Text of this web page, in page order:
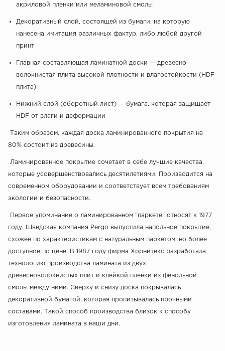
акриловой пленки или меламиновой смолы
Декоративный слой, состоящей из бумаги, на которую
нанесена имитация различных фактур, либо любой другой
принт
Главная составляющая ламинатной доски — древесно-
волокнистая плита высокой плотности и влагостойкости (HDF-
плита)
Нижний слой (оборотный лист) — бумага, которая защищает
HDF от влаги и деформации
Таким образом, каждая доска ламинированного покрытия на
80% состоит из древесины.
Ламинированное покрытие сочетает в себе лучшие качества,
которые усовершенствовались десятилетиями. Производится на
современном оборудовании и соответствует всем требованиям
экологии и безопасности.
Первое упоминание о ламинированном "паркете" относят к 1977
году. Шведская компания Pergo выпустила напольное покрытие,
схожее по характеристикам с натуральным паркетом, но более
доступное по цене. В 1987 году фирма Хорнитекс разработала
технологию производства ламината из двух
древесноволокнистых плит и клейкой пленки из фенольной
смолы между ними. Сверху и снизу доска покрывалась
декоративной бумагой, которая пропитывалась прочными
составами. Такой способ производства близок к способу
изготовления ламината в наши дни.